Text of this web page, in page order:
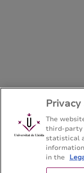
The
third-party
statistical
in the